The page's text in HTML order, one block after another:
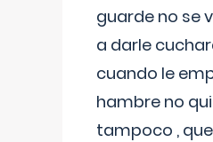
guarde no se
a darle
cuando le
hambre no
tampoco ,